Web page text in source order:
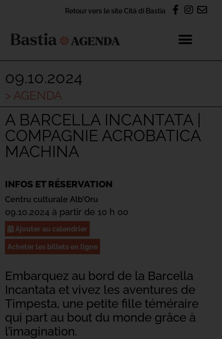
Retour vers le site Cità di Bastia
09.10.2024
> AGENDA
A BARCELLA INCANTATA |
COMPAGNIE ACROBATICA
MACHINA
INFOS ET RÉSERVATION
Centru culturale Alb’Oru
09.10.2024 à partir de 10 h 00
Ajouter au calendrier
Acheter les billets en ligne
Embarquez au bord de la Barcella
Incantata et vivez les aventures de
Timpesta, une petite fille téméraire
qui part au bout du monde grâce à
l’imagination.